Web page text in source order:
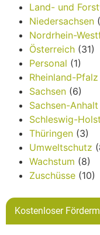
Land- und
Niedersachsen
Nordrhein-
Österreich (31)
Personal (1)
Rheinland-Pfalz
Sachsen (6)
Sachsen-Anhalt
Schleswig-
Thüringen (3)
Umweltschutz
Wachstum (8)
Zuschüsse (10)
Kostenloser